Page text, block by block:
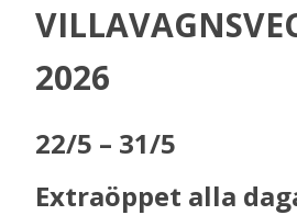
2026
22/5 – 31/5
Extraöppet alla